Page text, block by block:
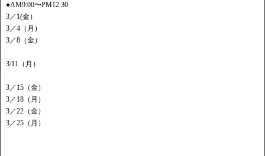
●AM9:00〜PM12:30
3／1(金）
3／4（月）
3／8（金）
3/11（月）
3／15（金）
3／18（月）
3／22（金）
3／25（月）